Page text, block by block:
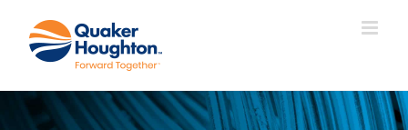
Inhalt
springen